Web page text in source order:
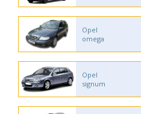
Opel
omega
Opel
signum